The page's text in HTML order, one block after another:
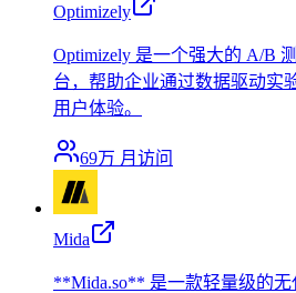
Optimizely
Optimizely 是一个强大的 A/B
台，帮助企业通过数据驱动实
用户体验。
69万 月访问
Mida
**Mida.so** 是一款轻量级的